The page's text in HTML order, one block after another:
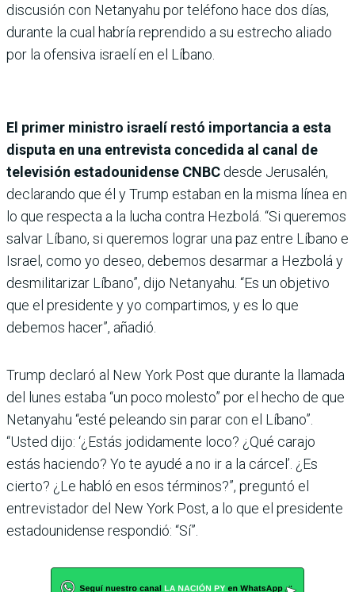
discusión con Netanyahu por teléfono hace dos días,
durante la cual habría reprendido a su estrecho aliado
por la ofensiva israelí en el Líbano.
El primer ministro israelí restó importancia a esta
disputa en una entrevista concedida al canal de
televisión estadounidense CNBC desde Jerusalén,
declarando que él y Trump estaban en la misma línea en
lo que respecta a la lucha contra Hezbolá. “Si queremos
salvar Líbano, si queremos lograr una paz entre Líbano e
Israel, como yo deseo, debemos desarmar a Hezbolá y
desmilitarizar Líbano”, dijo Netanyahu. “Es un objetivo
que el presidente y yo compartimos, y es lo que
debemos hacer”, añadió.
Trump declaró al New York Post que durante la llamada
del lunes estaba “un poco molesto” por el hecho de que
Netanyahu “esté peleando sin parar con el Líbano”.
“Usted dijo: ‘¿Estás jodidamente loco? ¿Qué carajo
estás haciendo? Yo te ayudé a no ir a la cárcel’. ¿Es
cierto? ¿Le habló en esos términos?”, preguntó el
entrevistador del New York Post, a lo que el presidente
estadounidense respondió: “Sí”.